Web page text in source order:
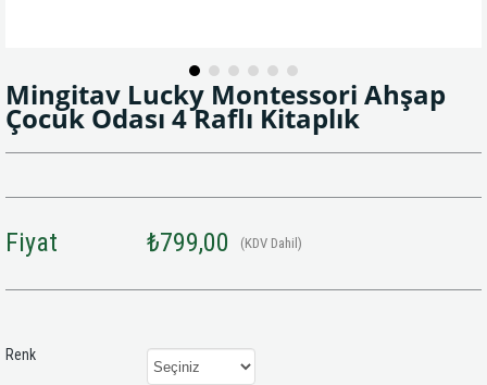
Mingitav Lucky Montessori Ahşap
Çocuk Odası 4 Raflı Kitaplık
Fiyat ₺799,00 (KDV Dahil)
Renk